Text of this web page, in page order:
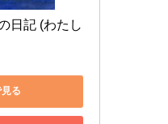
日記 (わたし
る